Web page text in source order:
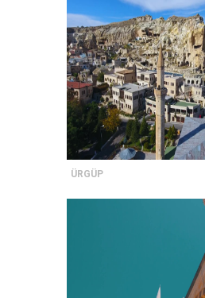
ÜRGÜP